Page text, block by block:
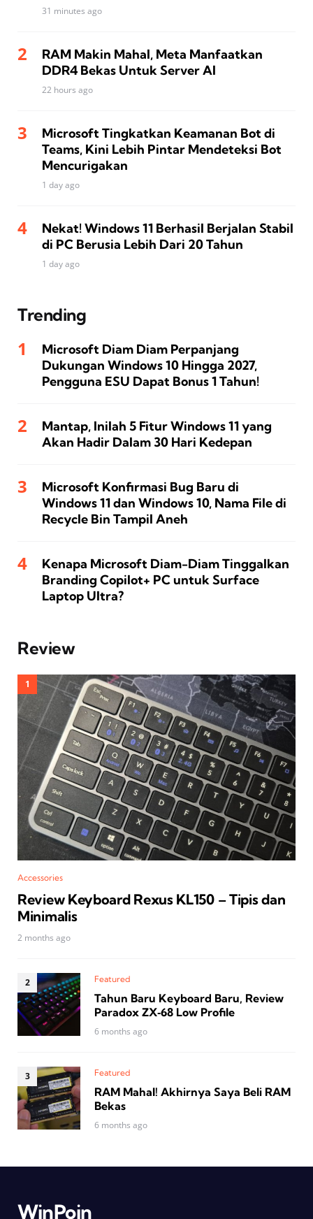
31 minutes ago
RAM Makin Mahal, Meta Manfaatkan
DDR4 Bekas Untuk Server AI
22 hours ago
Microsoft Tingkatkan Keamanan Bot di
Teams, Kini Lebih Pintar Mendeteksi Bot
Mencurigakan
1 day ago
Nekat! Windows 11 Berhasil Berjalan Stabil
di PC Berusia Lebih Dari 20 Tahun
1 day ago
Trending
Microsoft Diam Diam Perpanjang
Dukungan Windows 10 Hingga 2027,
Pengguna ESU Dapat Bonus 1 Tahun!
Mantap, Inilah 5 Fitur Windows 11 yang
Akan Hadir Dalam 30 Hari Kedepan
Microsoft Konfirmasi Bug Baru di
Windows 11 dan Windows 10, Nama File di
Recycle Bin Tampil Aneh
Kenapa Microsoft Diam-Diam Tinggalkan
Branding Copilot+ PC untuk Surface
Laptop Ultra?
Review
Accessories
Review Keyboard Rexus KL150 – Tipis dan
Minimalis
2 months ago
Featured
Tahun Baru Keyboard Baru, Review
Paradox ZX‑68 Low Profile
6 months ago
Featured
RAM Mahal! Akhirnya Saya Beli RAM
Bekas
6 months ago
WinPoin